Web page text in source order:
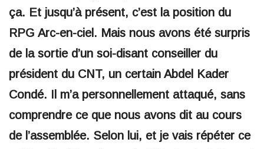
ça. Et jusqu’à présent, c’est la position du
RPG Arc-en-ciel. Mais nous avons été surpris
de la sortie d’un soi-disant conseiller du
président du CNT, un certain Abdel Kader
Condé. Il m’a personnellement attaqué, sans
comprendre ce que nous avons dit au cours
de l’assemblée. Selon lui, et je vais répéter ce